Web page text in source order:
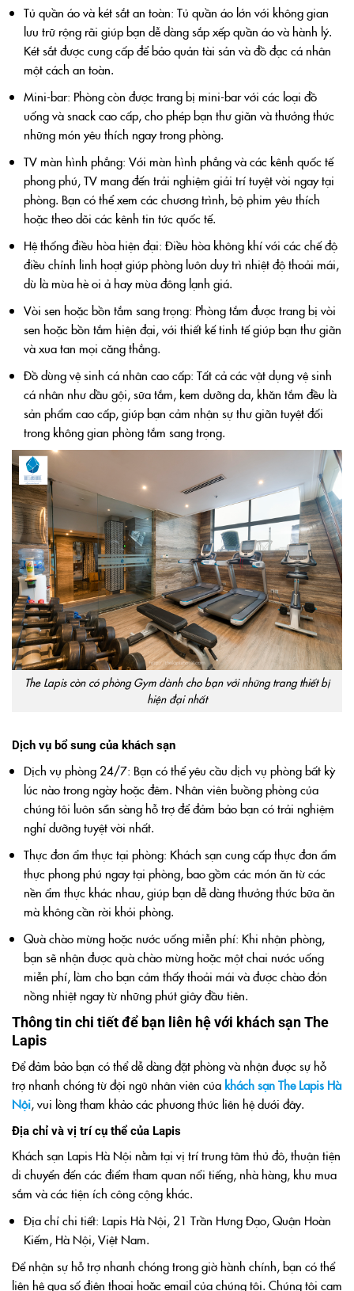
Tủ quần áo và két sắt an toàn: Tủ quần áo lớn với không gian
lưu trữ rộng rãi giúp bạn dễ dàng sắp xếp quần áo và hành lý.
Két sắt được cung cấp để bảo quản tài sản và đồ đạc cá nhân
một cách an toàn.
Mini-bar: Phòng còn được trang bị mini-bar với các loại đồ
uống và snack cao cấp, cho phép bạn thư giãn và thưởng thức
những món yêu thích ngay trong phòng.
TV màn hình phẳng: Với màn hình phẳng và các kênh quốc tế
phong phú, TV mang đến trải nghiệm giải trí tuyệt vời ngay tại
phòng. Bạn có thể xem các chương trình, bộ phim yêu thích
hoặc theo dõi các kênh tin tức quốc tế.
Hệ thống điều hòa hiện đại: Điều hòa không khí với các chế độ
điều chỉnh linh hoạt giúp phòng luôn duy trì nhiệt độ thoải mái,
dù là mùa hè oi ả hay mùa đông lạnh giá.
Vòi sen hoặc bồn tắm sang trọng: Phòng tắm được trang bị vòi
sen hoặc bồn tắm hiện đại, với thiết kế tinh tế giúp bạn thư giãn
và xua tan mọi căng thẳng.
Đồ dùng vệ sinh cá nhân cao cấp: Tất cả các vật dụng vệ sinh
cá nhân như dầu gội, sữa tắm, kem dưỡng da, khăn tắm đều là
sản phẩm cao cấp, giúp bạn cảm nhận sự thư giãn tuyệt đối
trong không gian phòng tắm sang trọng.
The Lapis còn có phòng Gym dành cho bạn với những trang thiết bị
hiện đại nhất
Dịch vụ bổ sung của khách sạn
Dịch vụ phòng 24/7: Bạn có thể yêu cầu dịch vụ phòng bất kỳ
lúc nào trong ngày hoặc đêm. Nhân viên buồng phòng của
chúng tôi luôn sẵn sàng hỗ trợ để đảm bảo bạn có trải nghiệm
nghỉ dưỡng tuyệt vời nhất.
Thực đơn ẩm thực tại phòng: Khách sạn cung cấp thực đơn ẩm
thực phong phú ngay tại phòng, bao gồm các món ăn từ các
nền ẩm thực khác nhau, giúp bạn dễ dàng thưởng thức bữa ăn
mà không cần rời khỏi phòng.
Quà chào mừng hoặc nước uống miễn phí: Khi nhận phòng,
bạn sẽ nhận được quà chào mừng hoặc một chai nước uống
miễn phí, làm cho bạn cảm thấy thoải mái và được chào đón
nồng nhiệt ngay từ những phút giây đầu tiên.
Thông tin chi tiết để bạn liên hệ với khách sạn The
Lapis
Để đảm bảo bạn có thể dễ dàng đặt phòng và nhận được sự hỗ
trợ nhanh chóng từ đội ngũ nhân viên của khách sạn The Lapis Hà
Nội, vui lòng tham khảo các phương thức liên hệ dưới đây.
Địa chỉ và vị trí cụ thể của Lapis
Khách sạn Lapis Hà Nội nằm tại vị trí trung tâm thủ đô, thuận tiện
di chuyển đến các điểm tham quan nổi tiếng, nhà hàng, khu mua
sắm và các tiện ích công cộng khác.
Địa chỉ chi tiết: Lapis Hà Nội, 21 Trần Hưng Đạo, Quận Hoàn
Kiếm, Hà Nội, Việt Nam.
Để nhận sự hỗ trợ nhanh chóng trong giờ hành chính, bạn có thể
liên hệ qua số điện thoại hoặc email của chúng tôi. Chúng tôi cam